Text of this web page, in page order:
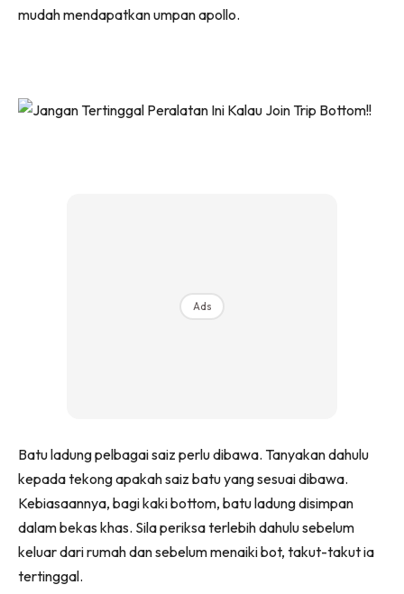
mudah mendapatkan umpan apollo.
Ads
Batu ladung pelbagai saiz perlu dibawa. Tanyakan dahulu
kepada tekong apakah saiz batu yang sesuai dibawa.
Kebiasaannya, bagi kaki bottom, batu ladung disimpan
dalam bekas khas. Sila periksa terlebih dahulu sebelum
keluar dari rumah dan sebelum menaiki bot, takut-takut ia
tertinggal.